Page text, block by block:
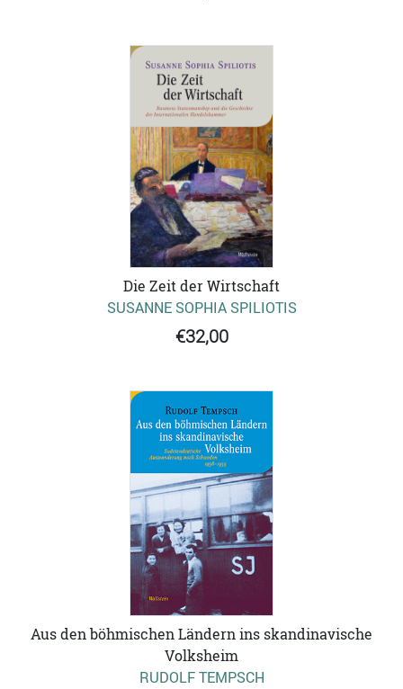
Die Zeit der Wirtschaft
SUSANNE SOPHIA SPILIOTIS
€32,00
Aus den böhmischen Ländern ins skandinavische
Volksheim
RUDOLF TEMPSCH